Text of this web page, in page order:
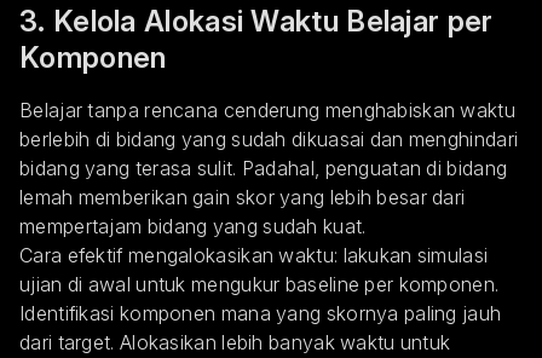
3. Kelola Alokasi Waktu Belajar per
Komponen
Belajar tanpa rencana cenderung menghabiskan waktu
berlebih di bidang yang sudah dikuasai dan menghindari
bidang yang terasa sulit. Padahal, penguatan di bidang
lemah memberikan gain skor yang lebih besar dari
mempertajam bidang yang sudah kuat.
Cara efektif mengalokasikan waktu: lakukan simulasi
ujian di awal untuk mengukur baseline per komponen.
Identifikasi komponen mana yang skornya paling jauh
dari target. Alokasikan lebih banyak waktu untuk